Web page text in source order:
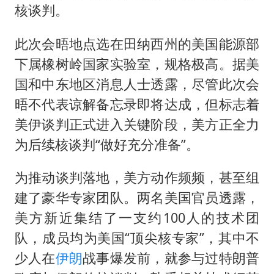
核谈判。
此次会晤地点选在田纳西州的美国能源部
下属橡树岭国家实验室，规格极高。据美
国和中东地区消息人士透露，尽管此次会
晤不代表谅解备忘录即将达成，但标志着
美伊谈判正式进入关键阶段，美方正全力
为后续核谈判“做好充分准备”。
为推动谈判落地，美方动作频频，甚至组
建了豪华专家团队。两名美国官员透露，
美方新近集结了一支约100人的技术团
队，成员均为美国“顶尖核专家”，其中不
少人在伊朗战事爆发前，就参与过特朗普